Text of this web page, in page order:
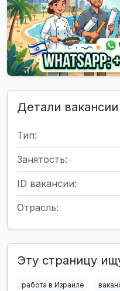
Детали вакансии
Тип:
Занятость:
ID вакансии:
Отрасль:
Эту страницу
работа в Израиле